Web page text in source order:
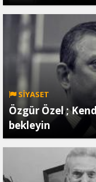
SİYASET
Özgür Özel ;
bekleyin